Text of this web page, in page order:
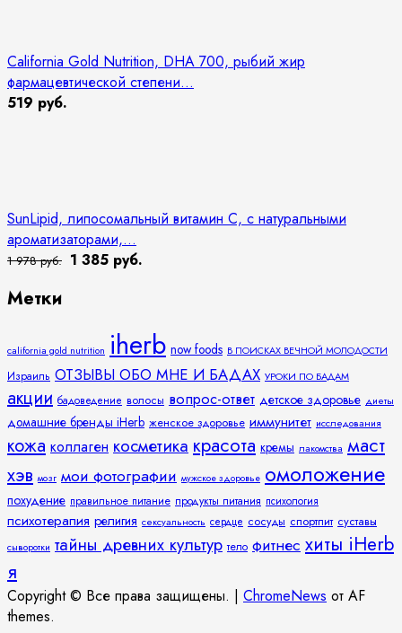
California Gold Nutrition, DHA 700, рыбий жир
фармацевтической степени...
519 руб.
SunLipid, липосомальный витамин C, с натуральными
ароматизаторами,...
1 978 руб. 1 385 руб.
Метки
california gold nutrition iherb now foods В ПОИСКАХ ВЕЧНОЙ МОЛОДОСТИ
Израиль ОТЗЫВЫ ОБО МНЕ И БАДАХ УРОКИ ПО БАДАМ
акции бадоведение волосы вопрос-ответ детское здоровье диеты
домашние бренды iHerb женское здоровье иммунитет исследования
кожа коллаген косметика красота кремы лакомства маст
хэв мозг мои фотографии мужское здоровье омоложение
похудение правильное питание продукты питания психология
психотерапия религия сексуальность сердце сосуды спортпит суставы
сыворотки тайны древних культур тело фитнес хиты iHerb
я
Copyright © Все права защищены. | ChromeNews от AF
themes.